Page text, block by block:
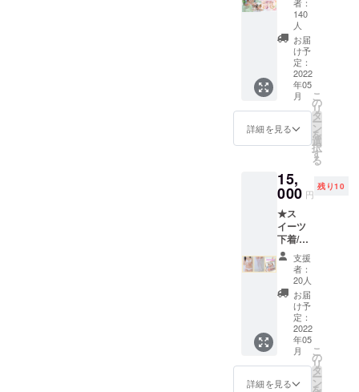
「スイーツ
下着」を制
クラウド
ファンディ
ングで800万
以上の資金
を集める。
・拠点を自
由が丘に移
し株式会社
スタニング
アーツの営
業を開始。
・自由が丘
に撮影スタ
ジオ「studio
SALON
D'ARTS by
parfaite」を
OPEN。
ン★
Re:Swe
etsLing
erieの
発表を
記念し
て製作
するビ
ジュア
ルファ
ます。
描き下
含む
ERIMO
先生の
美麗イ
ラスト
と豪華
モデル3
名（あ
まつま
りな/立
花はる/
ありか
みう）
の共演
者：
140
人
お届
け予
定：
2022
年05
月
詳細を見る
こ
の
リ
タ
ー
ン
を
選
択
す
る
15,
000 円
残り10
★ス
イーツ
下着/
ショー
トケー
キ基本
セット
プラン
★ ス
イーツ
下着+オ
リジナ
ルニー
ハイ
支援
者：
20人
お届
け予
定：
2022
年05
月
詳細を見る
こ
の
リ
タ
ー
ン